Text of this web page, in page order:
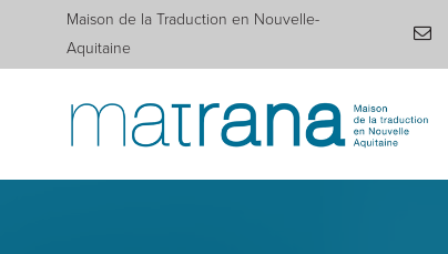
Maison de la Traduction en Nouvelle-
Aquitaine